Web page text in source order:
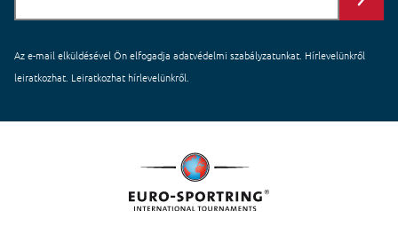
Az e-mail elküldésével Ön elfogadja adatvédelmi szabályzatunkat . Hírlevelünkről
leiratkozhat. Leiratkozhat hírlevelünkről.